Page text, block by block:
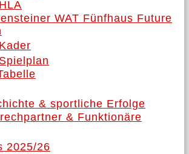
HLA
WAT Fünfhaus Future
Kader
Spielplan
& sportliche Erfolge
& Funktionäre
2025/26